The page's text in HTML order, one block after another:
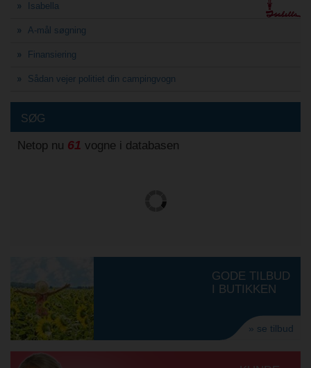
Isabella
A-mål søgning
Finansiering
Sådan vejer politiet din campingvogn
SØG
Netop nu 61 vogne i databasen
GODE TILBUD
I BUTIKKEN
» se tilbud